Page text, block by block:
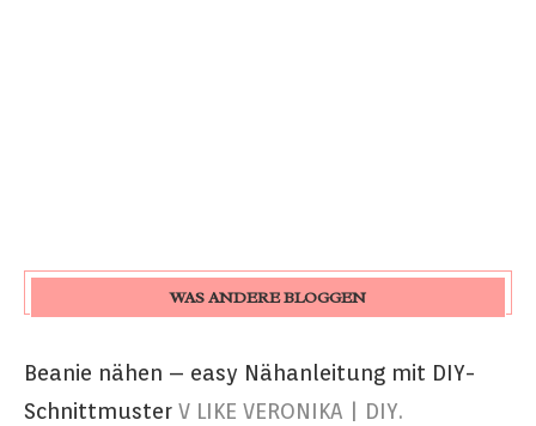
WAS ANDERE BLOGGEN
Beanie nähen – easy Nähanleitung mit DIY-
Schnittmuster V LIKE VERONIKA | DIY.